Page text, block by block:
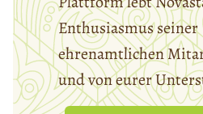
Enthusiasmus seiner
ehrenamtlichen
und von eurer